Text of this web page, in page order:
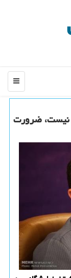
منو
نیست، ضرورت